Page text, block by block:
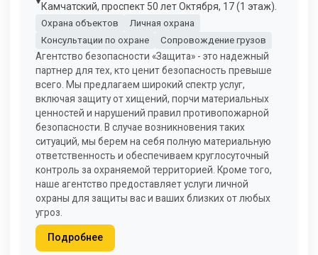
Камчатский, проспект 50 лет Октября, 17 (1 этаж).
Охрана объектов
Личная охрана
Консультации по охране
Сопровождение грузов
Агентство безопасности «Защита» - это надежный
партнер для тех, кто ценит безопасность превыше
всего. Мы предлагаем широкий спектр услуг,
включая защиту от хищений, порчи материальных
ценностей и нарушений правил противопожарной
безопасности. В случае возникновения таких
ситуаций, мы берем на себя полную материальную
ответственность и обеспечиваем круглосуточный
контроль за охраняемой территорией. Кроме того,
наше агентство предоставляет услуги личной
охраны для защиты вас и ваших близких от любых
угроз.
Подробнее